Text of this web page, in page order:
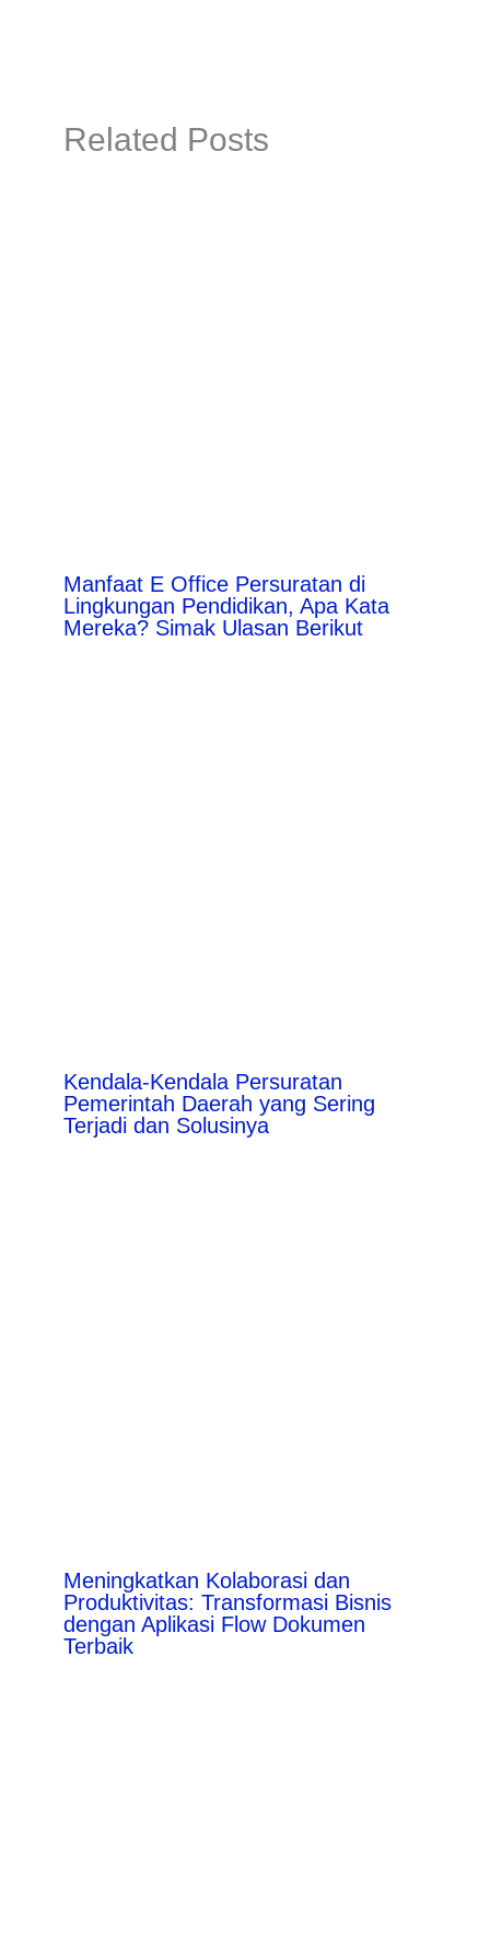
Related Posts
Manfaat E Office Persuratan di
Lingkungan Pendidikan, Apa Kata
Mereka? Simak Ulasan Berikut
Kendala-Kendala Persuratan
Pemerintah Daerah yang Sering
Terjadi dan Solusinya
Meningkatkan Kolaborasi dan
Produktivitas: Transformasi Bisnis
dengan Aplikasi Flow Dokumen
Terbaik